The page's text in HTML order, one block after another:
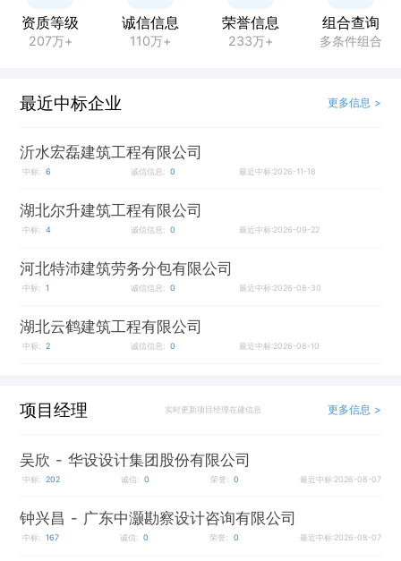
资质等级
207万+
诚信信息
110万+
荣誉信息
233万+
组合查询
多条件组合
最近中标企业 更多信息 >
沂水宏磊建筑工程有限公司
中标: 6 诚信信息: 0 最近中标:2026-11-18
湖北尔升建筑工程有限公司
中标: 4 诚信信息: 0 最近中标:2026-09-22
河北特沛建筑劳务分包有限公司
中标: 1 诚信信息: 0 最近中标:2026-08-30
湖北云鹤建筑工程有限公司
中标: 2 诚信信息: 0 最近中标:2026-08-10
项目经理 实时更新项目经理在建信息 更多信息 >
吴欣 - 华设设计集团股份有限公司
中标: 202 诚信: 0 荣誉: 0 最近中标:2026-08-07
钟兴昌 - 广东中灏勘察设计咨询有限公司
中标: 167 诚信: 0 荣誉: 0 最近中标:2026-08-07